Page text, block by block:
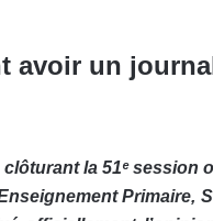
avoir un
clôturant la 51ᵉ session
Primaire,